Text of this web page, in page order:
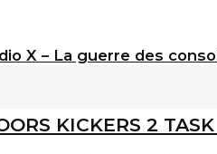
X – La guerre des